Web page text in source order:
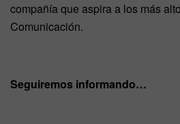
compañía que aspira a los más
Comunicación.
Seguiremos informando…